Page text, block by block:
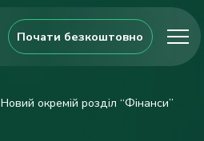
Почати безкоштовно
Новий окремій розділ “Фінанси”